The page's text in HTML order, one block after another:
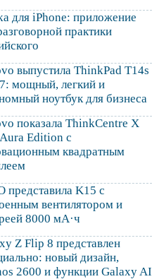
для iPhone: приложение
практики
выпустила ThinkPad T14s
мощный, легкий и
ноутбук для бизнеса
показала ThinkCentre X
Edition с
квадратным
представила K15 с
вентилятором и
8000 мА·ч
Z Flip 8 представлен
новый дизайн,
2600 и функции Galaxy AI